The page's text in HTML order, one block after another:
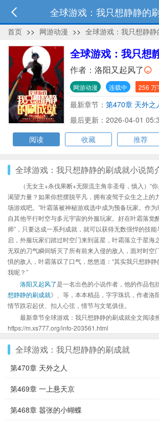
全球游戏：我只想静静的
首页 >> 网游动漫 >> 全球游戏：我只想静
全球游戏：我只想
作者： 洛阳又起风了
网游动漫 连载中 256 万
最新章节： 第470章 天外之
最后更新：2026-04-01
阅读
收藏 推荐
全球游戏：我只想静静的刷成就小说简
（无女主+杀伐果断+无限流主角非圣母，慎入）“
渴望力量？如果你想摆脱平凡，拥有凌驾于众生之上的
场游戏吧。”叶霜落被神秘游戏选中成为预备玩家。作
自其他平行时空与多元宇宙的外服玩家。好在叶霜落觉
师”，只要达成一系列成就，就可以获得无数强悍的技
启，外服玩家们踏过时空门来到蓝星，叶霜落立于星海
无双的刀气瞬间斩灭了所有前来入侵的敌人，面对时空
惧的敌人，叶霜落叹了口气，悠悠道：“其实我只想静
我呢？”
洛阳又起风了是一名出色的小说作者，他的作品包
想静静的刷成就》、等，本本精品，字字珠玑，作者洛
情节跌宕起伏、扣人心弦，情节与文笔俱佳。
最新章节全球游戏：我只想静静的刷成就全文阅读
https://m.xs777.org/info-203561.html
全球游戏：我只想静静的刷成就
第470章 天外之人
第469章 一上悬天京
第468章 嚣张的小蝴蝶